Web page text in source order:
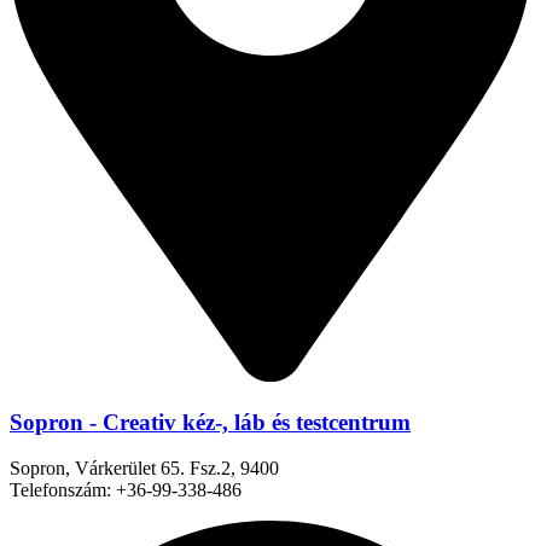
Sopron - Creativ kéz-, láb és testcentrum
Sopron, Várkerület 65. Fsz.2, 9400
Telefonszám: +36-99-338-486